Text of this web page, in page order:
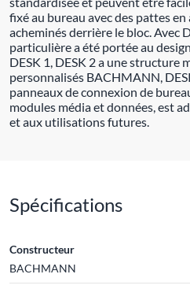
fixé au bureau avec des pattes
acheminés derrière le bloc. Avec
particulière a été portée au
DESK 1, DESK 2 a une structure
personnalisés BACHMANN,
panneaux de connexion de
modules média et données, est
et aux utilisations futures.
Spécifications
Constructeur
BACHMANN